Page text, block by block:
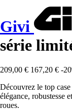
Givi
série
209,00 € 167,20 € -
Découvrez le top
élégance, robustesse
roues.